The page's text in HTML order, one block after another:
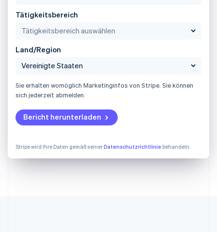
Tätigkeitsbereich
Land/Region
Sie erhalten womöglich Marketinginfos von Stripe. Sie können
sich jederzeit abmelden.
Bericht herunterladen
Stripe wird Ihre Daten gemäß seinerDatenschutzrichtlinie behandeln.